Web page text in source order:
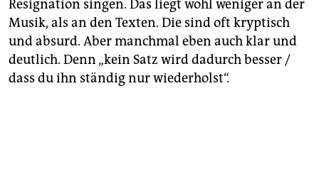
Resignation singen. Das liegt wohl weniger an der
Musik, als an den Texten. Die sind oft kryptisch
und absurd. Aber manchmal eben auch klar und
deutlich. Denn „kein Satz wird dadurch besser /
dass du ihn ständig nur wiederholst“.